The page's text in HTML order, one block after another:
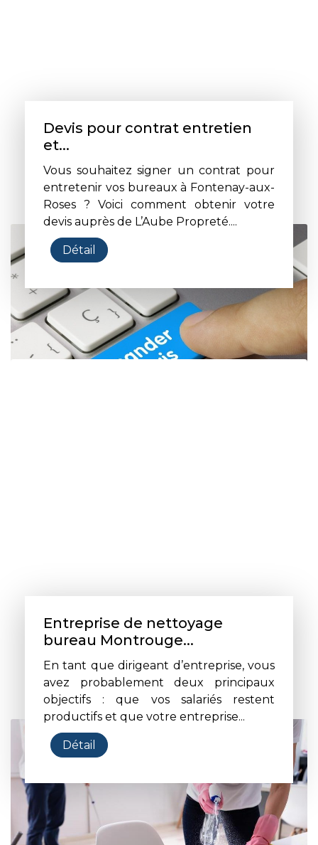
Devis pour contrat entretien
et...
Vous souhaitez signer un contrat pour
entretenir vos bureaux à Fontenay-aux-
Roses ? Voici comment obtenir votre
devis auprès de L’Aube Propreté....
Détail
Entreprise de nettoyage
bureau Montrouge...
En tant que dirigeant d’entreprise, vous
avez probablement deux principaux
objectifs : que vos salariés restent
productifs et que votre entreprise...
Détail